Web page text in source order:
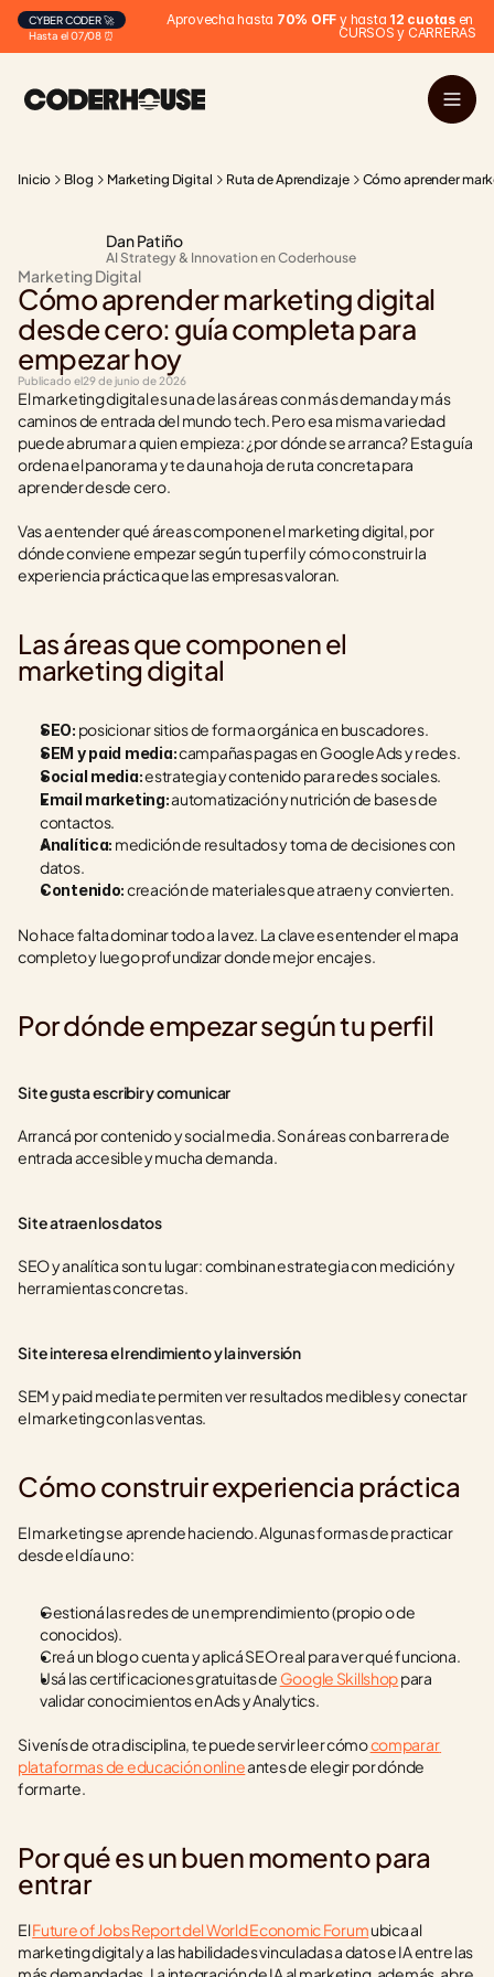
Hasta el 07/08 ⏰
CYBER CODER 🚀 Aprovecha hasta 70% OFF y hasta 12 cuotas en
CURSOS y CARRERAS
Inicio Blog Marketing Digital Ruta de Aprendizaje Cómo aprender
Dan Patiño
AI Strategy & Innovation en Coderhouse
Marketing Digital
Cómo aprender marketing digital
desde cero: guía completa para
empezar hoy
Publicado el29 de junio de 2026
El marketing digital es una de las áreas con más demanda y más
caminos de entrada del mundo tech. Pero esa misma variedad
puede abrumar a quien empieza: ¿por dónde se arranca? Esta guía
ordena el panorama y te da una hoja de ruta concreta para
aprender desde cero.
Vas a entender qué áreas componen el marketing digital, por
dónde conviene empezar según tu perfil y cómo construir la
experiencia práctica que las empresas valoran.
Las áreas que componen el
marketing digital
SEO: posicionar sitios de forma orgánica en buscadores.
SEM y paid media: campañas pagas en Google Ads y redes.
Social media: estrategia y contenido para redes sociales.
Email marketing: automatización y nutrición de bases de
contactos.
Analítica: medición de resultados y toma de decisiones con
datos.
Contenido: creación de materiales que atraen y convierten.
No hace falta dominar todo a la vez. La clave es entender el mapa
completo y luego profundizar donde mejor encajes.
Por dónde empezar según tu perfil
Si te gusta escribir y comunicar
Arrancá por contenido y social media. Son áreas con barrera de
entrada accesible y mucha demanda.
Si te atraen los datos
SEO y analítica son tu lugar: combinan estrategia con medición y
herramientas concretas.
Si te interesa el rendimiento y la inversión
SEM y paid media te permiten ver resultados medibles y conectar
el marketing con las ventas.
Cómo construir experiencia práctica
El marketing se aprende haciendo. Algunas formas de practicar
desde el día uno:
Gestioná las redes de un emprendimiento (propio o de
conocidos).
Creá un blog o cuenta y aplicá SEO real para ver qué funciona.
Usá las certificaciones gratuitas de Google Skillshop para
validar conocimientos en Ads y Analytics.
Si venís de otra disciplina, te puede servir leer cómo comparar
plataformas de educación online antes de elegir por dónde
formarte.
Por qué es un buen momento para
entrar
El Future of Jobs Report del World Economic Forum ubica al
marketing digital y a las habilidades vinculadas a datos e IA entre las